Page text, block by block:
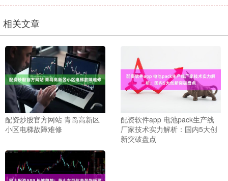
相关文章
配资炒股官方网站 青岛高新区
小区电梯故障难修
配资软件app 电池pack生产线
厂家技术实力解析：国内5大创
新突破盘点